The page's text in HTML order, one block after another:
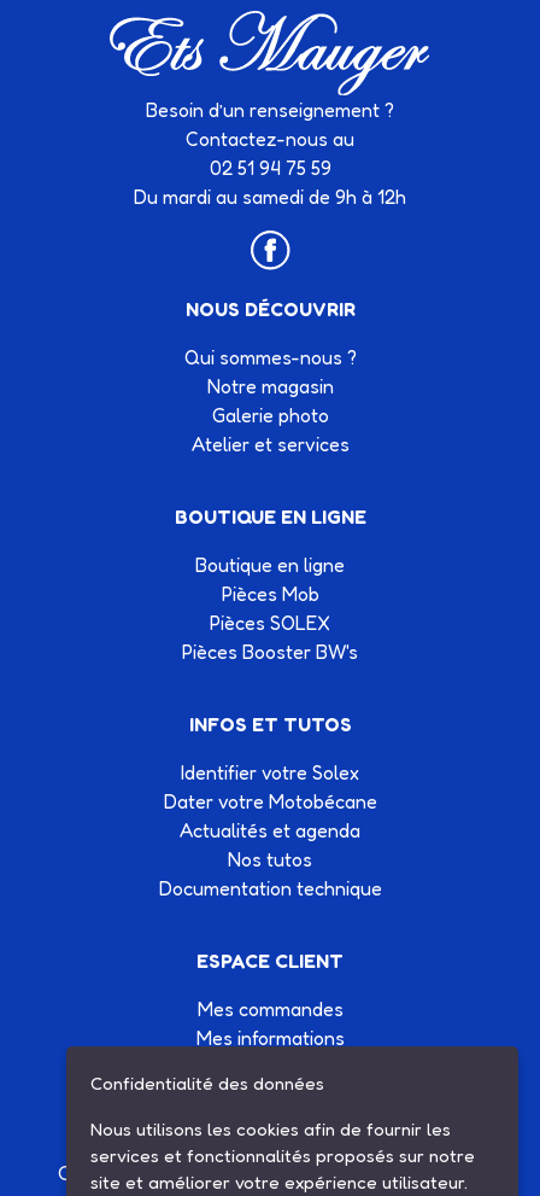
Besoin d’un renseignement ?
Contactez-nous au
02 51 94 75 59
Du mardi au samedi de 9h à 12h
NOUS DÉCOUVRIR
Qui sommes-nous ?
Notre magasin
Galerie photo
Atelier et services
BOUTIQUE EN LIGNE
Boutique en ligne
Pièces Mob
Pièces SOLEX
Pièces Booster BW's
INFOS ET TUTOS
Identifier votre Solex
Dater votre Motobécane
Actualités et agenda
Nos tutos
Documentation technique
ESPACE CLIENT
Mes commandes
Mes informations
Conditions générales de vente
Contactez-nous
Création site Internet Factor’IT|Mentions légales
Confidentialité des données
Nous utilisons les cookies afin de fournir les
services et fonctionnalités proposés sur notre
site et améliorer votre expérience utilisateur.